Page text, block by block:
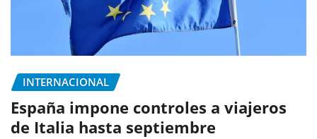
INTERNACIONAL
España impone controles a viajeros
de Italia hasta septiembre